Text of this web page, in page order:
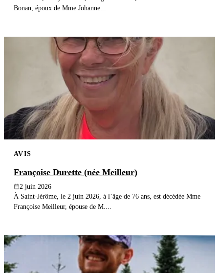
Bonan, époux de Mme Johanne...
AVIS
Françoise Durette (née Meilleur)
2 juin 2026
À Saint-Jérôme, le 2 juin 2026, à l’âge de 76 ans, est décédée Mme
Françoise Meilleur, épouse de M....